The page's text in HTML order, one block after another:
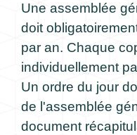
Une assemblée
doit
par an. Chaque
individuellement
Un ordre du jour
de l'assemblée
document